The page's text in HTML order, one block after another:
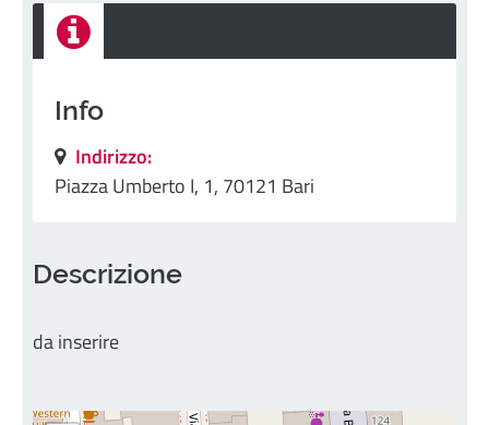
Info
Indirizzo:
Piazza Umberto I, 1, 70121 Bari
Descrizione
da inserire